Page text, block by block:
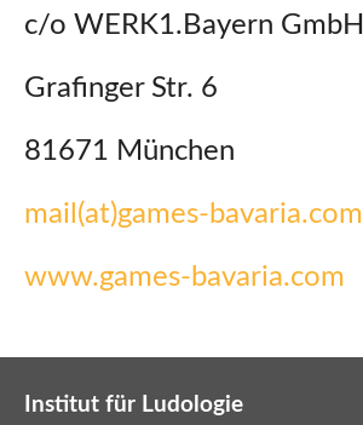
c/o WERK1.Bayern GmbH
Grafinger Str. 6
81671 München
mail(at)games-bavaria.com
www.games-bavaria.com
Institut für Ludologie